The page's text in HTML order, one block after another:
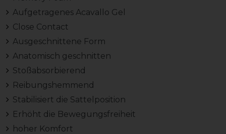
Aufgetragenes Acavallo Gel
Close Contact
Ausgeschnittene Form
Anatomisch geschnitten
Stoßabsorbierend
Reibungshemmend
Stabilisiert die Sattelposition
Erhöht die Bewegungsfreiheit
hoher Komfort